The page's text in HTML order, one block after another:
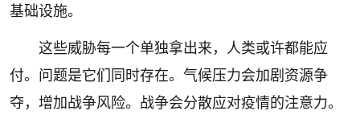
基础设施。
这些威胁每一个单独拿出来，人类或许都能应
付。问题是它们同时存在。气候压力会加剧资源争
夺，增加战争风险。战争会分散应对疫情的注意力。